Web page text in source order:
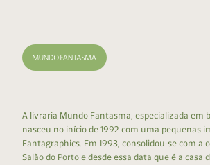
A livraria Mundo Fantasma, especializada em
nasceu no início de 1992 com uma pequenas
Fantagraphics. Em 1993, consolidou-se com a
Salão do Porto e desde essa data que é a casa